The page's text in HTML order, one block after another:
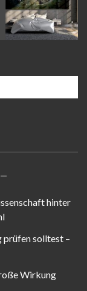
hinter
solltest –
Wirkung